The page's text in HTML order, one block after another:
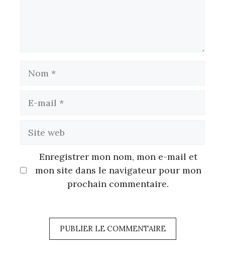
Enregistrer mon nom, mon e-mail et
mon site dans le navigateur pour mon
prochain commentaire.